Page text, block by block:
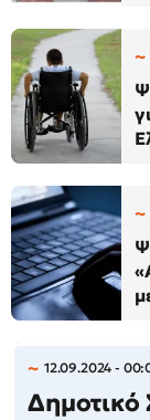
12.09.2024 -
Δημοτικό